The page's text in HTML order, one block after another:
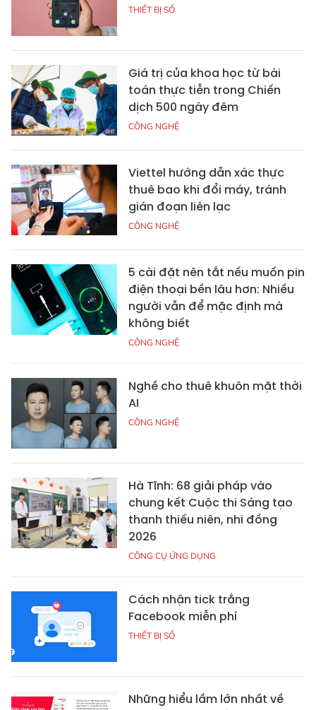
THIẾT BỊ SỐ
Giá trị của khoa học từ bài
toán thực tiễn trong Chiến
dịch 500 ngày đêm
CÔNG NGHỆ
Viettel hướng dẫn xác thực
thuê bao khi đổi máy, tránh
gián đoạn liên lạc
CÔNG NGHỆ
5 cài đặt nên tắt nếu muốn pin
điện thoại bền lâu hơn: Nhiều
người vẫn để mặc định mà
không biết
CÔNG NGHỆ
Nghề cho thuê khuôn mặt thời
AI
CÔNG NGHỆ
Hà Tĩnh: 68 giải pháp vào
chung kết Cuộc thi Sáng tạo
thanh thiếu niên, nhi đồng
2026
CÔNG CỤ ỨNG DỤNG
Cách nhận tick trắng
Facebook miễn phí
THIẾT BỊ SỐ
Những hiểu lầm lớn nhất về